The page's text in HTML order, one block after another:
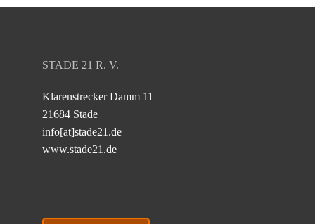
STADE 21 R. V.
Klarenstrecker Damm 11
21684 Stade
info[at]stade21.de
www.stade21.de